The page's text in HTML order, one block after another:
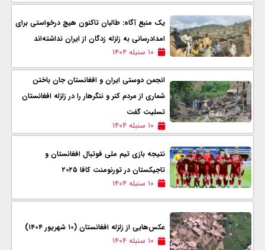
یک منبع‌ آگاه: طالبان تاکنون هیچ درخواستی برای
امدادرسانی به زلزله زدگان از ایران نداشته‌اند
۱۰ سنبله ۱۴۰۴
انجمن دوستی ایران و افغانستان جان باختن
شماری از مردم کنر و ننگرهار را در زلزله افغانستان
تسلیت گفت
۱۰ سنبله ۱۴۰۴
نتیجه بازی تیم ملی فوتبال افغانستان و
تاجیکستان در تورنومنت کافا ۲۰۲۵
۱۰ سنبله ۱۴۰۴
عکس‌هایی از زلزله افغانستان (۱۰ شهریور ۱۴۰۴)
۱۰ سنبله ۱۴۰۴